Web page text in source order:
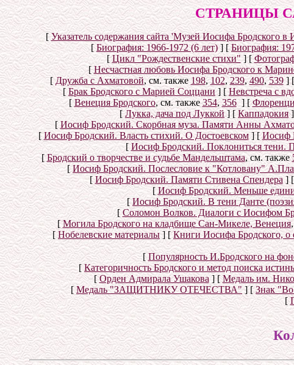
СТРАНИЦЫ
[Указатель содержания сайта 'Музей Иосифа Бродского в
[Биография: 1966-1972 (6 лет)] [Биография:
[Цикл "Рождественские стихи" ] [
[Несчастная любовь Иосифа Бродского к
[ Дружба с Ахматовой, см. также 198,102,239,490,539]
[ Брак Бродского с Марией Соццани] [Невстреча с
[Венеция Бродского, см. также354, 356] [
[Лукка, дача под Луккой] [Каппадокия]
[Иосиф Бродский. Скорбная муза. Памяти Анны
[Иосиф Бродский. Власть стихий. О Достоевском] [Иосиф
[ Иосиф Бродский. Поклониться тени.
[Бродский о творчестве и судьбе Мандельштама, см. также
[Иосиф Бродский. Послесловие к "Котловану"
[ Иосиф Бродский. Памяти Стивена Спендера ]
[ Иосиф Бродский. Меньше
[Иосиф Бродский. В тени Данте
[Соломон Волков. Диалоги с Иосифом
[Могила Бродского на кладбище Сан-Микеле, Венеция
[Нобелевские материалы] [Книги Иосифа Бродского, о
[ Популярность И.Бродского на
[ Категоричность Бродского и метод поиска
[Орден Адмирала Ушакова ] [Медаль им.
[ Медаль "ЗАЩИТНИКУ ОТЕЧЕСТВА" ] [Знак "Во
[